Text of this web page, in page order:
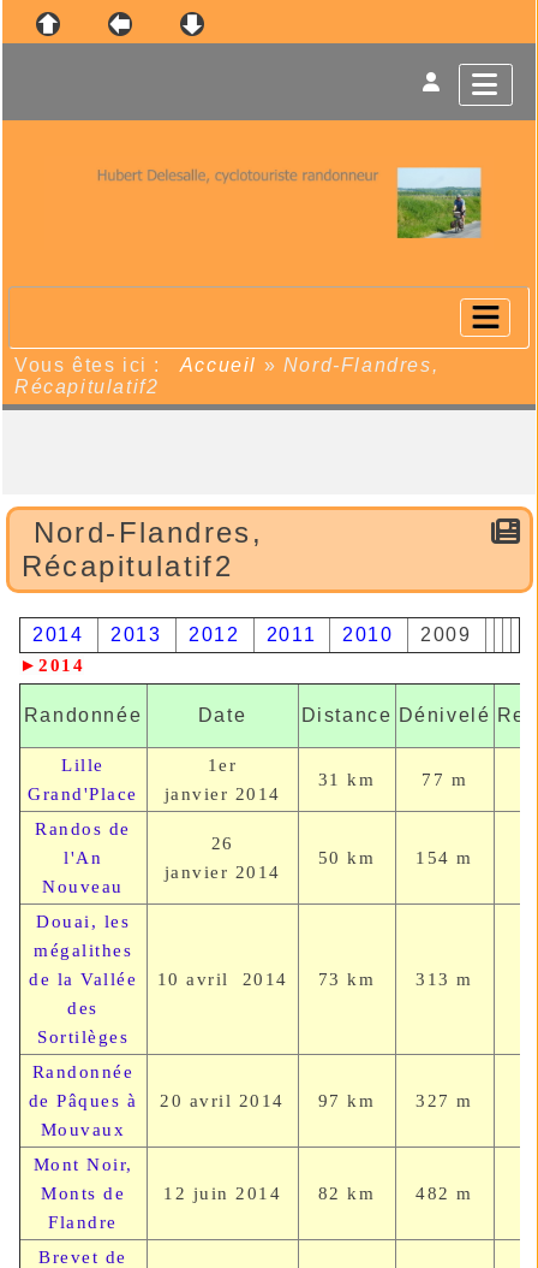
Vous êtes ici : Accueil » Nord-Flandres,
Récapitulatif2
Nord-Flandres,
Récapitulatif2
2014 2013 2012 2011 2010 2009
►2014
Randonnée Date Distance Dénivelé
Lille
Grand'Place
1er
janvier 2014
31 km 77 m
Randos de
l'An
Nouveau
26
janvier 2014
50 km 154 m
Douai, les
mégalithes
de la Vallée
des
Sortilèges
10 avril 2014 73 km 313 m
Randonnée
de Pâques à
Mouvaux
20 avril 2014 97 km 327 m
Mont Noir,
Monts de
Flandre
12 juin 2014 82 km 482 m
Brevet de